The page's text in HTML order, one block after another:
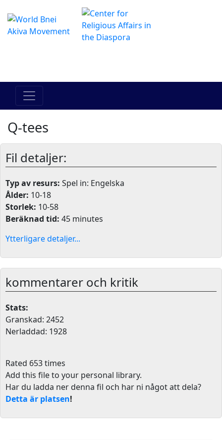
Q-tees
Fil detaljer:
Typ av resurs: Spel in: Engelska
Ålder: 10-18
Storlek: 10-58
Beräknad tid: 45 minutes
Ytterligare detaljer...
kommentarer och kritik
Stats:
Granskad: 2452
Nerladdad: 1928
Rated 653 times
Add this file to your personal library.
Har du ladda ner denna fil och har ni något att dela?
Detta är platsen!